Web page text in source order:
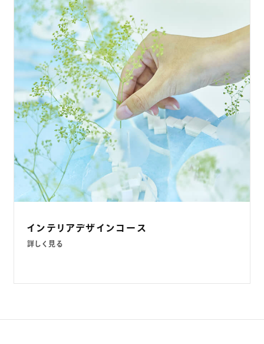
インテリアデザインコース
詳しく見る